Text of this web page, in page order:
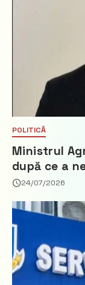
POLITICĂ
Ministrul
după ce a
Partidul
24/07/2026